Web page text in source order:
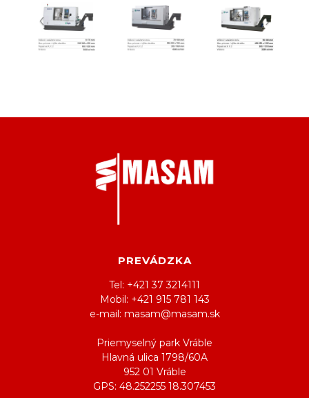
PREVÁDZKA
Tel: +421 37 3214111
Mobil: +421 915 781 143
e-mail: masam@masam.sk
Priemyselný park Vráble
Hlavná ulica 1798/60A
952 01 Vráble
GPS: 48.252255 18.307453